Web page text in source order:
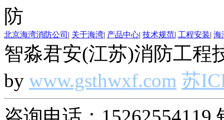
北京海湾消防公司 | 关于海湾| 产品中心| 技术规范| 工程安装| 海
智淼君安(江苏)消防工程
by www.gsthwxf.com 苏